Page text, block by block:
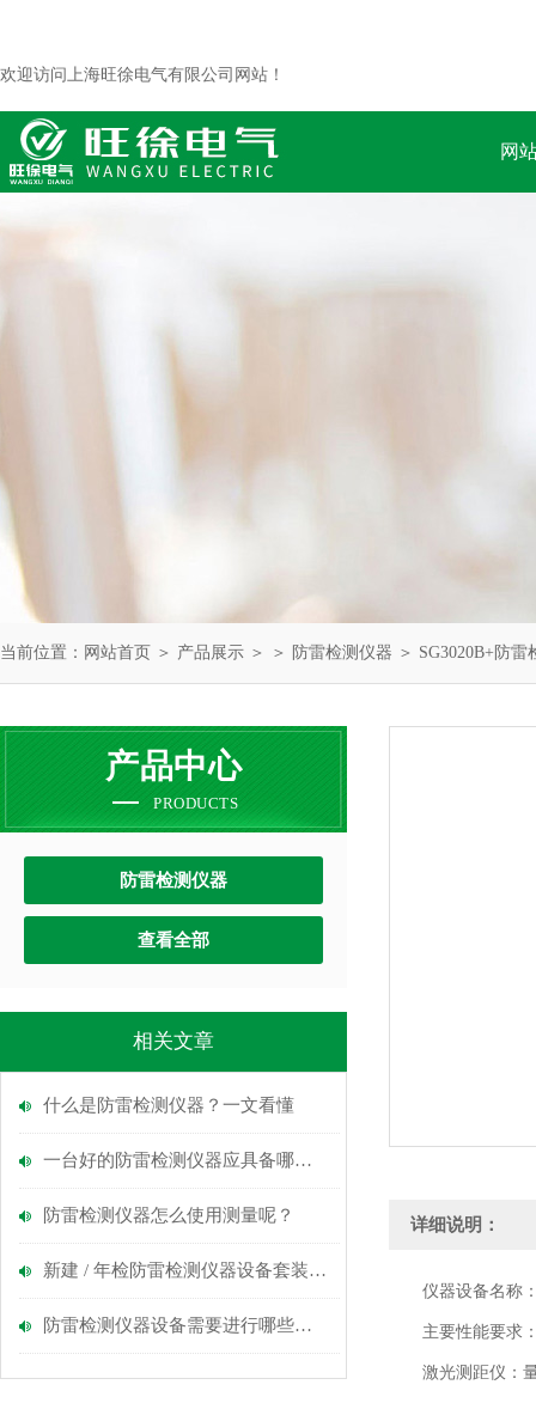
欢迎访问上海旺徐电气有限公司网站！
网
当前位置： 网站首页 ＞ 产品展示 ＞ ＞ 防雷检测仪器 ＞ SG3020B+防雷
产品中心
PRODUCTS
防雷检测仪器
查看全部
相关文章
什么是防雷检测仪器？一文看懂
一台好的防雷检测仪器应具备哪些要求
防雷检测仪器怎么使用测量呢？
新建 / 年检防雷检测仪器设备套装，标准配置详解
防雷检测仪器设备需要进行哪些阶段检查？
详细说明：
仪器设备名称：
主要性能要求
激光测距仪：量